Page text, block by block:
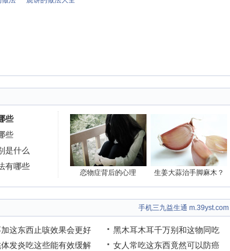
些
些
是什么
有哪些
恋物症背后的心理 生姜大蒜治手脚麻木？
手机三九益生通 m.39yst.com
这东西止咳效果会更好
体发炎吃这些能有效缓解
黑木耳木耳千万别和这物同吃
女人常吃这东西竟然可以防癌